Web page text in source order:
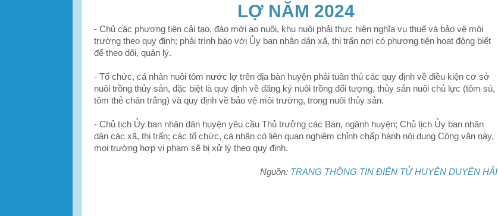
LỢ NĂM 2024
- Chủ các phương tiện cải tạo, đào mới ao nuôi, khu nuôi phải thực hiện nghĩa vụ thuế và bảo vệ môi
trường theo quy định; phải trình báo với Ủy ban nhân dân xã, thị trấn nơi có phương tiện hoạt động biết
để theo dõi, quản lý.
- Tổ chức, cá nhân nuôi tôm nước lợ trên địa bàn huyện phải tuân thủ các quy định về điều kiện cơ sở
nuôi trồng thủy sản, đặc biệt là quy định về đăng ký nuôi trồng đối tượng, thủy sản nuôi chủ lực (tôm sú,
tôm thẻ chân trắng) và quy định về bảo vệ môi trường, trong nuôi thủy sản.
- Chủ tịch Ủy ban nhân dân huyện yêu cầu Thủ trưởng các Ban, ngành huyện; Chủ tịch Ủy ban nhân
dân các xã, thị trấn; các tổ chức, cá nhân có liên quan nghiêm chỉnh chấp hành nội dung Công văn này,
mọi trường hợp vi phạm sẽ bị xử lý theo quy định.
Nguồn: TRANG THÔNG TIN ĐIỆN TỬ HUYỆN DUYÊN HẢI